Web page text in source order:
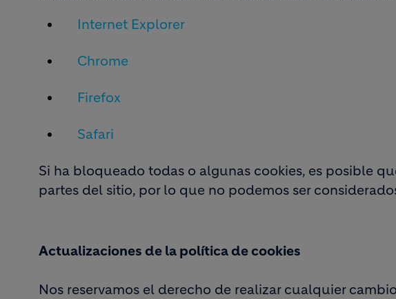
Internet Explorer
Chrome
Firefox
Safari
Si ha bloqueado todas o algunas cookies, es posible
partes del sitio, por lo que no podemos ser
Actualizaciones de la política de cookies
Nos reservamos el derecho de realizar cualquier